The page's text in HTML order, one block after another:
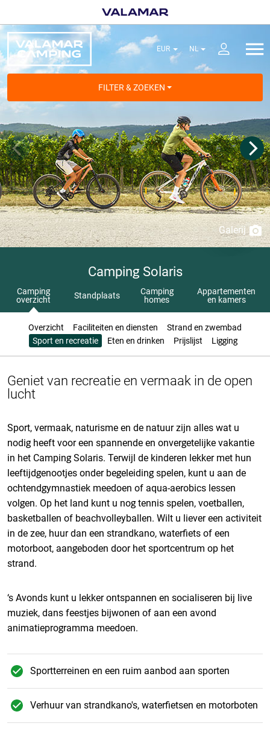
FILTER & ZOEKEN
Galerij
Camping Solaris
Camping
overzicht
Standplaats
Camping
homes
Appartementen
en kamers
Overzicht Faciliteiten en diensten
Strand en zwembad
Sport en recreatie
Eten en drinken Prijslijst Ligging
Geniet van recreatie en vermaak in de open
lucht
Sport, vermaak, naturisme en de natuur zijn alles wat u
nodig heeft voor een spannende en onvergetelijke vakantie
in het Camping Solaris. Terwijl de kinderen lekker met hun
leeftijdgenootjes onder begeleidingspelen, kunt u aan de
ochtendgymnastiek meedoen of aqua-aerobics lessen
volgen. Op het land kunt u nog tennis spelen, voetballen,
basketballen of beachvolleyballen. Wilt u liever een activiteit
in de zee, huur dan een strandkano, waterfiets of een
motorboot, aangeboden door het sportcentrum op het
strand.
‘s Avonds kunt u lekker ontspannen en socialiseren bij live
muziek, dans feestjes bijwonen of aan een avond
animatieprogramma meedoen.
Sportterreinen en een ruim aanbod aan sporten
Verhuur van strandkano's, waterfietsen en motorboten